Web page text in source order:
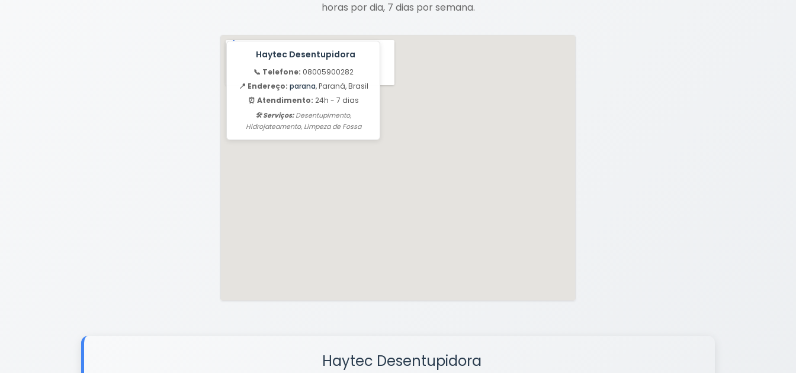
horas por dia, 7 dias por semana.
Haytec Desentupidora
📞 Telefone: 08005900282
📍 Endereço: parana, Paraná, Brasil
⏰ Atendimento: 24h - 7 dias
🛠️ Serviços:Desentupimento,
Hidrojateamento, Limpeza de Fossa
Haytec Desentupidora